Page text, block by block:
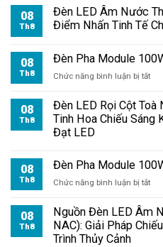
08
Th8
Đèn LED Âm Nước
Điểm Nhấn Tinh Tế
08
Th8
Đèn Pha Module
Chức năng bình luận bị tắtở
Pha
08
Th8
Đèn LED Rọi Cột Toà
Tinh Hoa Chiếu Sáng
Đạt LED
08
Th8
Đèn Pha Module
Chức năng bình luận bị tắtở
Pha
08
Th8
Nguồn Đèn LED Âm
NAC): Giải Pháp
Trình Thủy Cảnh